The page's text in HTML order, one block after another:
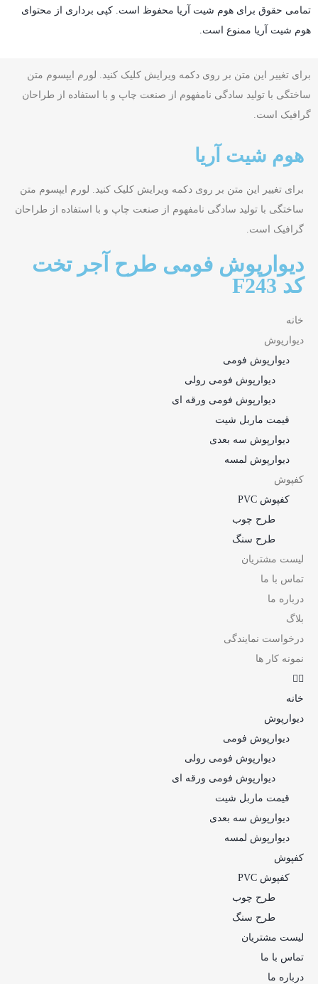
تمامی حقوق برای هوم شیت آریا محفوظ است. کپی برداری از محتوای
هوم شیت آریا ممنوع است.
برای تغییر این متن بر روی دکمه ویرایش کلیک کنید. لورم ایپسوم متن
ساختگی با تولید سادگی نامفهوم از صنعت چاپ و با استفاده از طراحان
گرافیک است.
هوم شیت آریا
برای تغییر این متن بر روی دکمه ویرایش کلیک کنید. لورم ایپسوم متن
ساختگی با تولید سادگی نامفهوم از صنعت چاپ و با استفاده از طراحان
گرافیک است.
دیوارپوش فومی طرح آجر تخت
کد F243
خانه
دیوارپوش
دیوارپوش فومی
دیوارپوش فومی رولی
دیوارپوش فومی ورقه ای
قیمت ماربل شیت
دیوارپوش سه بعدی
دیوارپوش لمسه
کفپوش
کفپوش PVC
طرح چوب
طرح سنگ
لیست مشتریان
تماس با ما
درباره ما
بلاگ
درخواست نمایندگی
نمونه کار ها
خانه
دیوارپوش
دیوارپوش فومی
دیوارپوش فومی رولی
دیوارپوش فومی ورقه ای
قیمت ماربل شیت
دیوارپوش سه بعدی
دیوارپوش لمسه
کفپوش
کفپوش PVC
طرح چوب
طرح سنگ
لیست مشتریان
تماس با ما
درباره ما